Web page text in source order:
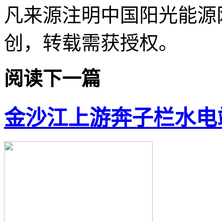
凡来源注明中国阳光能
创，转载需获授权。
阅读下一篇
金沙江上游奔子栏水